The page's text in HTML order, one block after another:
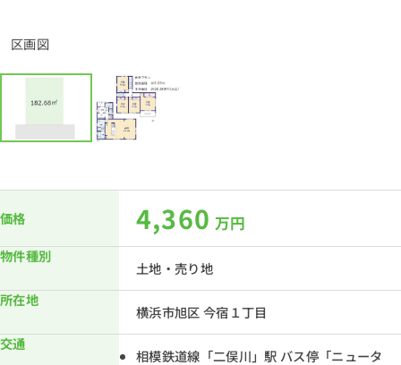
区画図
価格 4,360 万円
物件種別
土地・売り地
所在地
横浜市旭区 今宿１丁目
交通
相模鉄道線「二俣川」駅 バス停「ニュータ